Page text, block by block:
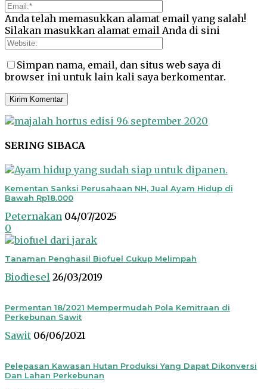
Anda telah memasukkan alamat email yang salah!
Silakan masukkan alamat email Anda di sini
Simpan nama, email, dan situs web saya di
browser ini untuk lain kali saya berkomentar.
SERING SIBACA
Kementan Sanksi Perusahaan NH, Jual Ayam Hidup di
Bawah Rp18.000
Peternakan 04/07/2025
0
Tanaman Penghasil Biofuel Cukup Melimpah
Biodiesel 26/03/2019
Permentan 18/2021 Mempermudah Pola Kemitraan di
Perkebunan Sawit
Sawit 06/06/2021
Pelepasan Kawasan Hutan Produksi Yang Dapat Dikonversi
Dan Lahan Perkebunan